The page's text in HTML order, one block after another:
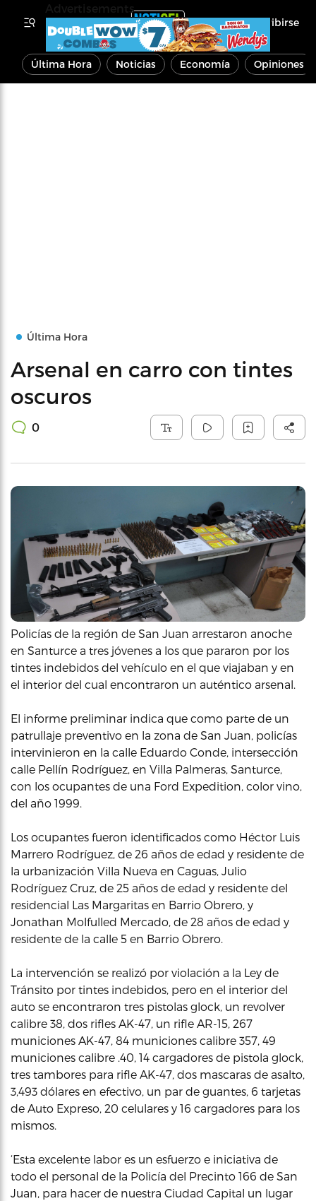
Inscribirse
Última Hora Noticias Economía Opiniones
Última Hora
Arsenal en carro con tintes
oscuros
0
Policías de la región de San Juan arrestaron anoche
en Santurce a tres jóvenes a los que pararon por los
tintes indebidos del vehículo en el que viajaban y en
el interior del cual encontraron un auténtico arsenal.
El informe preliminar indica que como parte de un
patrullaje preventivo en la zona de San Juan, policías
intervinieron en la calle Eduardo Conde, intersección
calle Pellín Rodríguez, en Villa Palmeras, Santurce,
con los ocupantes de una Ford Expedition, color vino,
del año 1999.
Los ocupantes fueron identificados como Héctor Luis
Marrero Rodríguez, de 26 años de edad y residente de
la urbanización Villa Nueva en Caguas, Julio
Rodríguez Cruz, de 25 años de edad y residente del
residencial Las Margaritas en Barrio Obrero, y
Jonathan Molfulled Mercado, de 28 años de edad y
residente de la calle 5 en Barrio Obrero.
La intervención se realizó por violación a la Ley de
Tránsito por tintes indebidos, pero en el interior del
auto se encontraron tres pistolas glock, un revolver
calibre 38, dos rifles AK-47, un rifle AR-15, 267
municiones AK-47, 84 municiones calibre 357, 49
municiones calibre .40, 14 cargadores de pistola glock,
tres tambores para rifle AK-47, dos mascaras de asalto,
3,493 dólares en efectivo, un par de guantes, 6 tarjetas
de Auto Expreso, 20 celulares y 16 cargadores para los
mismos.
‘Esta excelente labor es un esfuerzo e iniciativa de
todo el personal de la Policía del Precinto 166 de San
Juan, para hacer de nuestra Ciudad Capital un lugar
Advertisements